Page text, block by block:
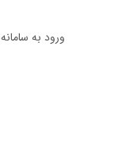
ورود به سامانه